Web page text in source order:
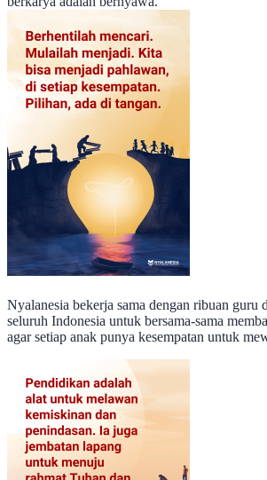
Nyalanesia bekerja sama dengan ribuan guru
seluruh Indonesia untuk bersama-sama
agar setiap anak punya kesempatan untuk